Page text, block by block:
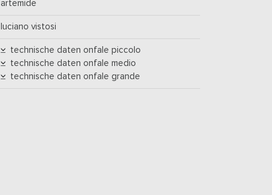
artemide
luciano vistosi
technische daten onfale piccolo
technische daten onfale medio
technische daten onfale grande